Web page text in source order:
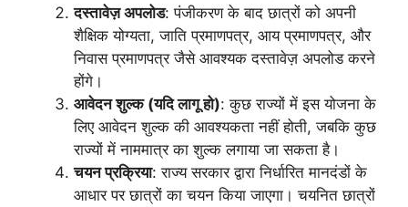
दस्तावेज़ अपलोड: पंजीकरण के बाद छात्रों को अपनी
शैक्षिक योग्यता, जाति प्रमाणपत्र, आय प्रमाणपत्र, और
निवास प्रमाणपत्र जैसे आवश्यक दस्तावेज़ अपलोड करने
होंगे।
आवेदन शुल्क (यदि लागू हो): कुछ राज्यों में इस योजना के
लिए आवेदन शुल्क की आवश्यकता नहीं होती, जबकि कुछ
राज्यों में नाममात्र का शुल्क लगाया जा सकता है।
चयन प्रक्रिया: राज्य सरकार द्वारा निर्धारित मानदंडों के
आधार पर छात्रों का चयन किया जाएगा। चयनित छात्रों